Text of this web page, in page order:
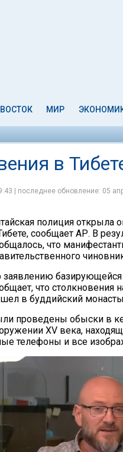
МИР
в
| последнее обновление: 05
полиция открыла
сообщает АР. В
что
заявлению
что столкновения
в буддийский
проведены обыски в
XV века,
телефоны и все